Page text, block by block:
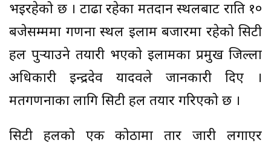
भइरहेको छ । टाढा रहेका मतदान स्थलबाट राति १०
बजेसम्ममा गणना स्थल इलाम बजारमा रहेको सिटी
हल पुर्‍याउने तयारी भएको इलामका प्रमुख जिल्ला
अधिकारी इन्द्रदेव यादवले जानकारी दिए ।
मतगणनाका लागि सिटी हल तयार गरिएको छ ।
सिटी हलको एक कोठामा तार जारी लगाएर